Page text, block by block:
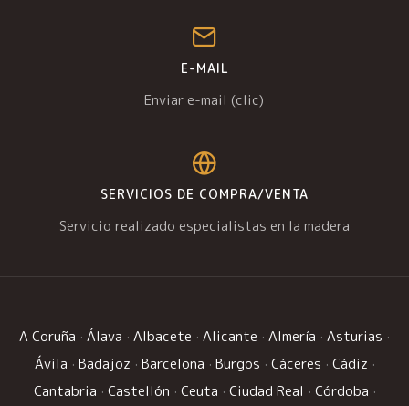
E-MAIL
Enviar e-mail (clic)
SERVICIOS DE COMPRA/VENTA
Servicio realizado especialistas en la madera
A Coruña · Álava · Albacete · Alicante · Almería · Asturias ·
Ávila · Badajoz · Barcelona · Burgos · Cáceres · Cádiz ·
Cantabria · Castellón · Ceuta · Ciudad Real · Córdoba ·